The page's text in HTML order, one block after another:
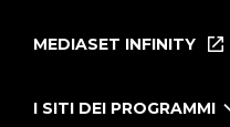
Le Iene Presentano Inside
Tutti i servizi
MEDIASET INFINITY
I SITI DEI PROGRAMMI